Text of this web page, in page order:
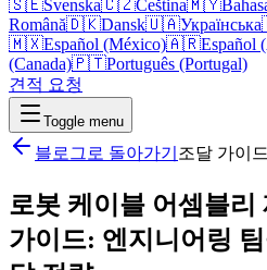
🇸🇪Svenska🇨🇿Čeština🇲🇾
Română🇩🇰Dansk🇺🇦Українська
🇲🇽Español (México)🇦🇷Español
(Canada)🇵🇹Português (Portugal)
견적 요청
Toggle menu
블로그로 돌아가기 조달 가이드
로봇 케이블 어셈블리
가이드: 엔지니어링